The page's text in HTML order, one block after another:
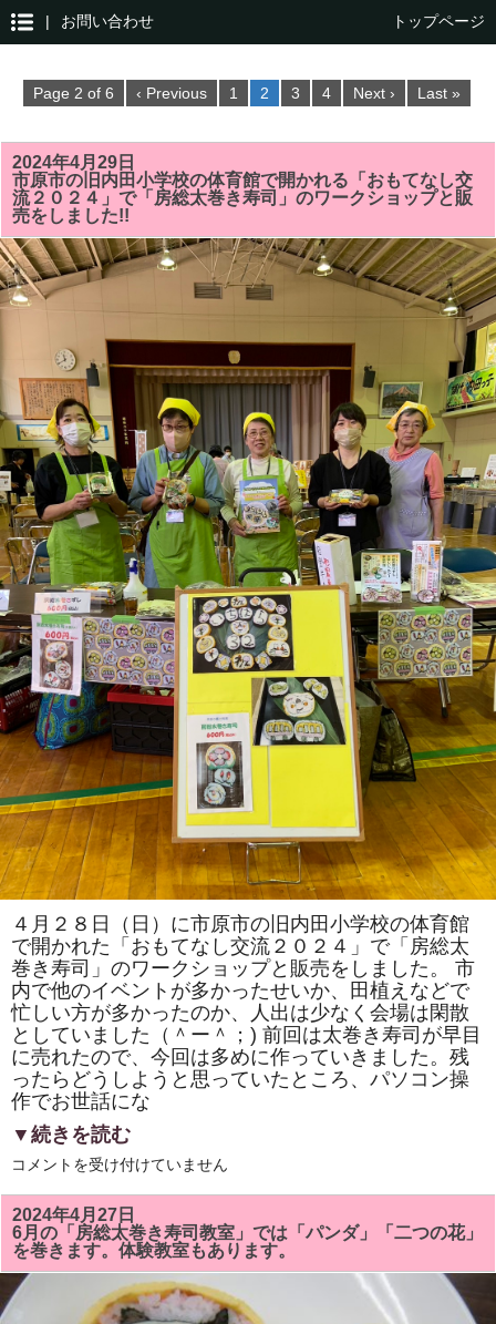
| お問い合わせ トップページ
Page 2 of 6 ‹ Previous 1 2 3 4 Next › Last »
2024年4月29日
市原市の旧内田小学校の体育館で開かれる「おもてなし交
流２０２４」で「房総太巻き寿司」のワークショップと販
売をしました!!
４月２８日（日）に市原市の旧内田小学校の体育館
で開かれた「おもてなし交流２０２４」で「房総太
巻き寿司」のワークショップと販売をしました。 市
内で他のイベントが多かったせいか、田植えなどで
忙しい方が多かったのか、人出は少なく会場は閑散
としていました（＾ー＾；) 前回は太巻き寿司が早目
に売れたので、今回は多めに作っていきました。残
ったらどうしようと思っていたところ、パソコン操
作でお世話にな
▼続きを読む
市
市
の
旧
内
田
小
学
校
コメントを受け付けていません
2024年4月27日
6月の「房総太巻き寿司教室」では「パンダ」「二つの花」
を巻きます。体験教室もあります。